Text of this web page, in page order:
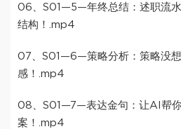
06、S01—5—年终总结：述职流
结构！.mp4
07、S01—6—策略分析：策略没
感！.mp4
08、S01—7—表达金句：让AI帮
案！.mp4